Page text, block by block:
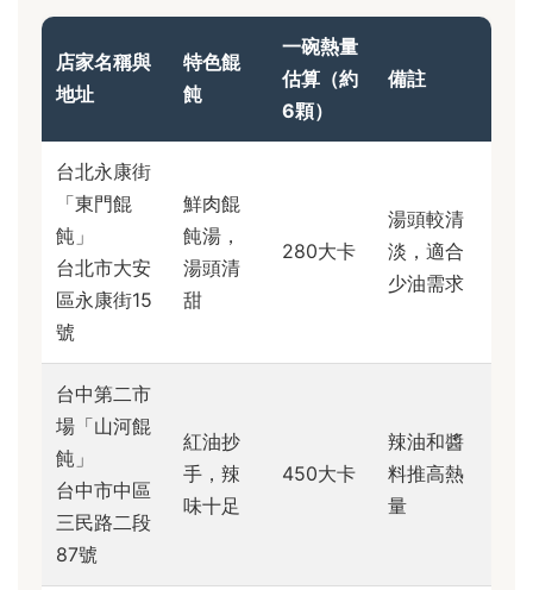
店家名稱與
地址
特色餛
飩
一碗熱量
估算（約
6顆）
備註
台北永康街
「東門餛
飩」
台北市大安
區永康街15
號
鮮肉餛
飩湯，
湯頭清
甜
280大卡
湯頭較清
淡，適合
少油需求
台中第二市
場「山河餛
飩」
台中市中區
三民路二段
87號
紅油抄
手，辣
味十足
450大卡
辣油和醬
料推高熱
量